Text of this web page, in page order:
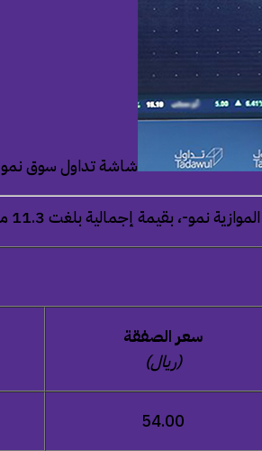
شاشة تداول سوق نمو
بقيمة إجمالية بلغت 11.3 مليون ريال،
سعر الصفقة
(ريال)
54.00